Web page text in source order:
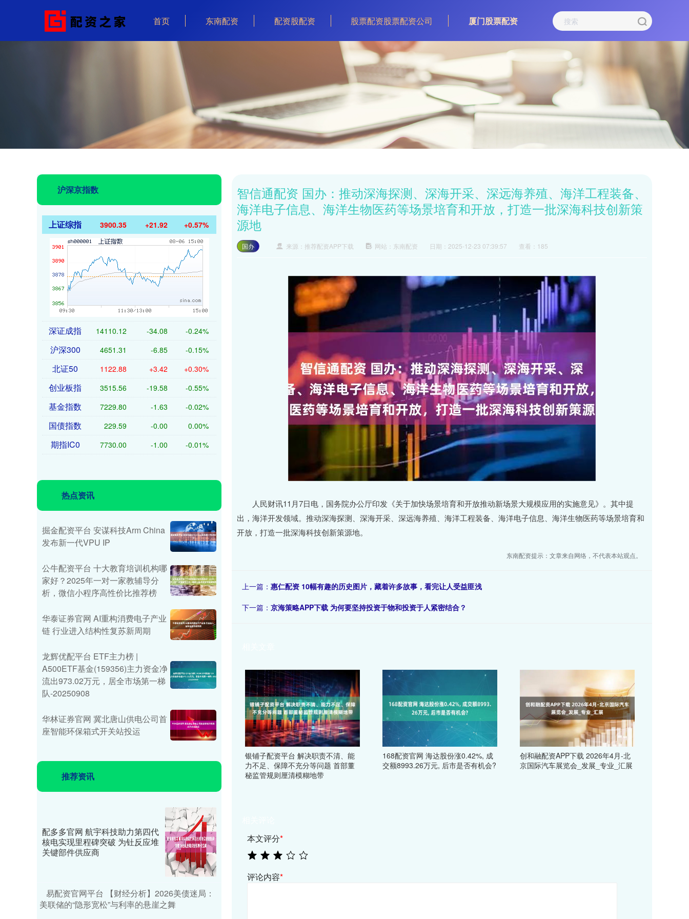
首页 东南配资 配资股配资 股票配资股票配资公司 厦门股票配资
智信通配资 国办：推动深海探测、深海开采、深远海养殖、海洋工程装备、
海洋电子信息、海洋生物医药等场景培育和开放，打造一批深海科技创新策
源地
国办 来源：推荐配资APP下载 网站：东南配资 日期：2025-12-23 07:39:57 查看：185
人民财讯11月7日电，国务院办公厅印发《关于加快场景培育和开放推动新场景大规模应用的实施意见》。其中提
出，海洋开发领域。推动深海探测、深海开采、深远海养殖、海洋工程装备、海洋电子信息、海洋生物医药等场景培育和
开放，打造一批深海科技创新策源地。
东南配资提示：文章来自网络，不代表本站观点。
上一篇： 惠仁配资 10幅有趣的历史图片，藏着许多故事，看完让人受益匪浅
下一篇： 京海策略APP下载 为何要坚持投资于物和投资于人紧密结合？
银铺子配资平台 解决职责不清、能
力不足、保障不充分等问题 首部董
秘监管规则厘清模糊地带
168配资官网 海达股份涨0.42%, 成
交额8993.26万元, 后市是否有机会?
创和融配资APP下载 2026年4月-北
京国际汽车展览会_发展_专业_汇展
本文评分*
评论内容*
沪深京指数
上证综指 3900.35 +21.92 +0.57%
深证成指 14110.12 -34.08 -0.24%
沪深300 4651.31 -6.85 -0.15%
北证50 1122.88 +3.42 +0.30%
创业板指 3515.56 -19.58 -0.55%
基金指数 7229.80 -1.63 -0.02%
国债指数 229.59 -0.00 0.00%
期指IC0 7730.00 -1.00 -0.01%
热点资讯
掘金配资平台 安谋科技Arm China
发布新一代VPU IP
公牛配资平台 十大教育培训机构哪
家好？2025年一对一家教辅导分
析，微信小程序高性价比推荐榜
华泰证券官网 AI重构消费电子产业
链 行业进入结构性复苏新周期
龙辉优配平台 ETF主力榜 |
A500ETF基金(159356)主力资金净
流出973.02万元，居全市场第一梯
队-20250908
华林证券官网 冀北唐山供电公司首
座智能环保箱式开关站投运
推荐资讯
配多多官网 航宇科技助力第四代
核电实现里程碑突破 为钍反应堆
关键部件供应商
易配资官网平台 【财经分析】2026美债迷局：
美联储的“隐形宽松”与利率的悬崖之舞